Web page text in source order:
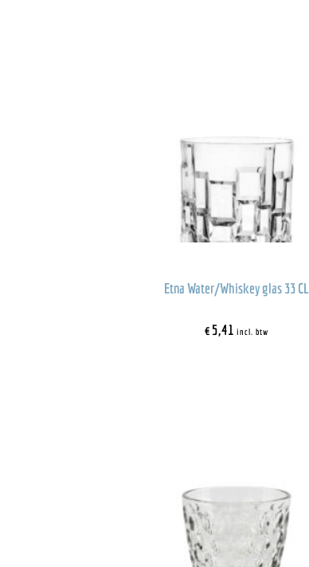
Etna Water/Whiskey glas 33 CL
€5,41 incl. btw